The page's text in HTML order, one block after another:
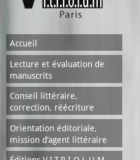
Accueil
Lecture et évaluation de
manuscrits
Conseil littéraire,
correction, réécriture
Orientation éditoriale,
mission d’agent littéraire